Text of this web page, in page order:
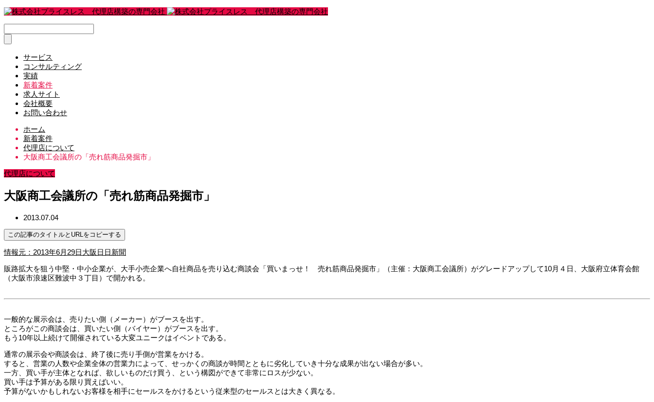
サービス
コンサルティング
実績
新着案件
求人サイト
会社概要
お問い合わせ
ホーム
新着案件
代理店について
大阪商工会議所の「売れ筋商品発掘市」
代理店について
大阪商工会議所の「売れ筋商品発掘市」
2013.07.04
この記事のタイトルとURLをコピーする
情報元：2013年6月29日大阪日日新聞
販路拡大を狙う中堅・中小企業が、大手小売企業へ自社商品を売り込む商談会「買いまっせ！ 売れ筋商品発掘市」（主催：大阪商工会議所）がグレードアップして10月４日、大阪府立体育会館
（大阪市浪速区難波中３丁目）で開かれる。
一般的な展示会は、売りたい側（メーカー）がブースを出す。
ところがこの商談会は、買いたい側（バイヤー）がブースを出す。
もう10年以上続けて開催されている大変ユニークはイベントである。
通常の展示会や商談会は、終了後に売り手側が営業をかける。
すると、営業の人数や企業全体の営業力によって、せっかくの商談が時間とともに劣化していき十分な成果が出ない場合が多い。
一方、買い手が主体となれば、欲しいものだけ買う、という構図ができて非常にロスが少ない。
買い手は予算がある限り買えばいい。
予算がないかもしれないお客様を相手にセールスをかけるという従来型のセールスとは大きく異なる。